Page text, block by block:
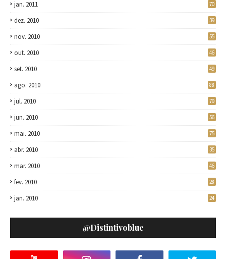
jan. 2011 70
dez. 2010 39
nov. 2010 55
out. 2010 46
set. 2010 49
ago. 2010 88
jul. 2010 79
jun. 2010 56
mai. 2010 75
abr. 2010 35
mar. 2010 46
fev. 2010 28
jan. 2010 24
@distintivoblue